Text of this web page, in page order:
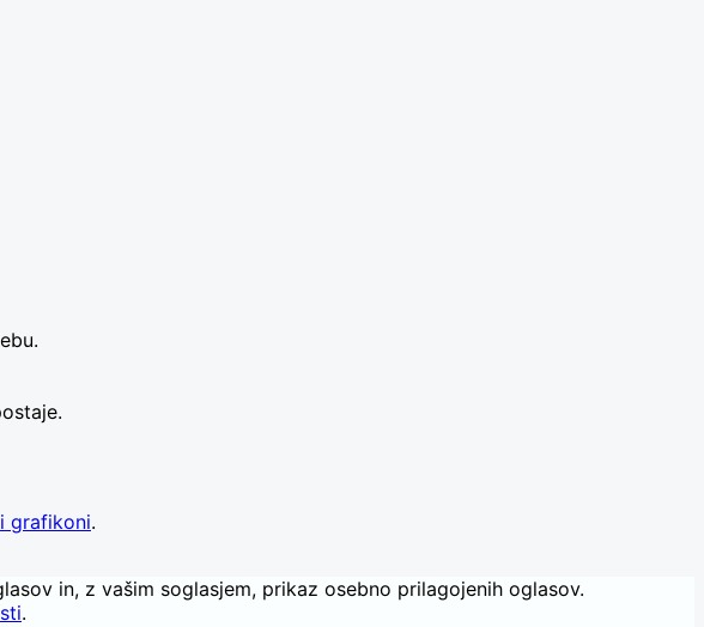
grafikoni.
in, z vašim soglasjem, prikaz osebno prilagojenih oglasov.
.